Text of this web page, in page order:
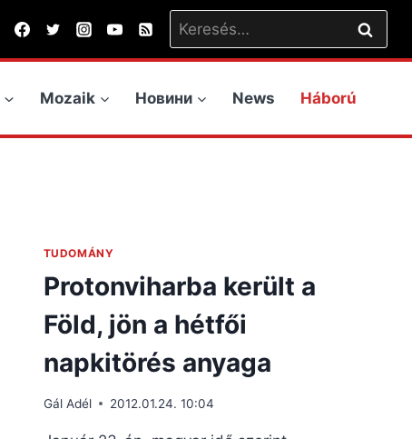
Keresés:
Mozaik Новини News Háború
TUDOMÁNY
Protonviharba került a
Föld, jön a hétfői
napkitörés anyaga
Gál Adél 2012.01.24. 10:04